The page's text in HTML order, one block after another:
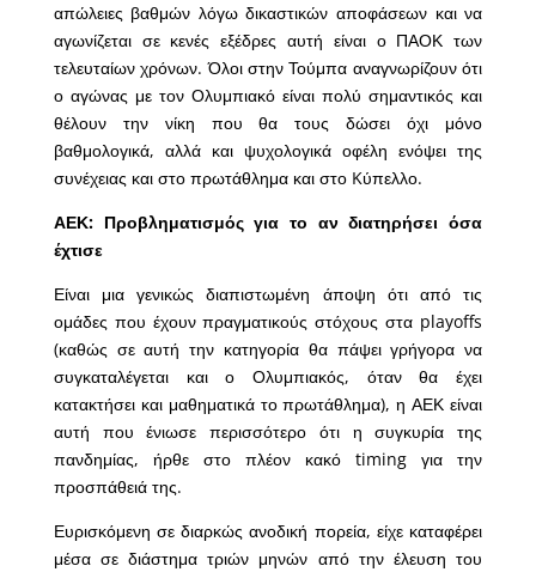
απώλειες βαθμών λόγω δικαστικών αποφάσεων και να
αγωνίζεται σε κενές εξέδρες αυτή είναι ο ΠΑΟΚ των
τελευταίων χρόνων. Όλοι στην Τούμπα αναγνωρίζουν ότι
ο αγώνας με τον Ολυμπιακό είναι πολύ σημαντικός και
θέλουν την νίκη που θα τους δώσει όχι μόνο
βαθμολογικά, αλλά και ψυχολογικά οφέλη ενόψει της
συνέχειας και στο πρωτάθλημα και στο Kύπελλο.
ΑΕΚ: Προβληματισμός για το αν διατηρήσει όσα
έχτισε
Είναι μια γενικώς διαπιστωμένη άποψη ότι από τις
ομάδες που έχουν πραγματικούς στόχους στα playoffs
(καθώς σε αυτή την κατηγορία θα πάψει γρήγορα να
συγκαταλέγεται και ο Ολυμπιακός, όταν θα έχει
κατακτήσει και μαθηματικά το πρωτάθλημα), η ΑΕΚ είναι
αυτή που ένιωσε περισσότερο ότι η συγκυρία της
πανδημίας, ήρθε στο πλέον κακό timing για την
προσπάθειά της.
Ευρισκόμενη σε διαρκώς ανοδική πορεία, είχε καταφέρει
μέσα σε διάστημα τριών μηνών από την έλευση του